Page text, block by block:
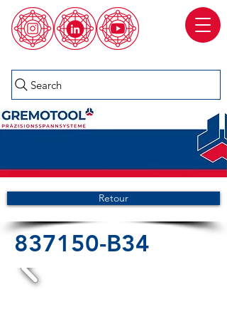
Search
Retour
837150-B34